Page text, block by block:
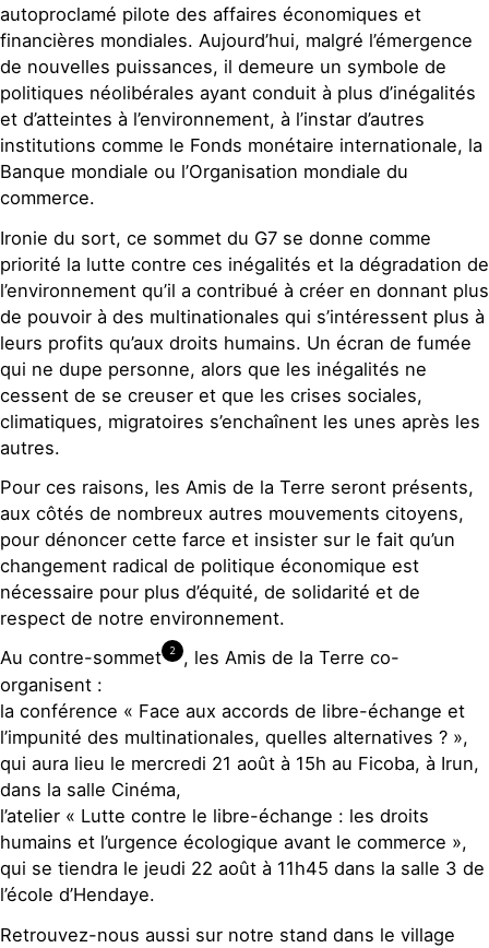
autoproclamé pilote des affaires économiques et
financières mondiales. Aujourd’hui, malgré l’émergence
de nouvelles puissances, il demeure un symbole de
politiques néolibérales ayant conduit à plus d’inégalités
et d’atteintes à l’environnement, à l’instar d’autres
institutions comme le Fonds monétaire internationale, la
Banque mondiale ou l’Organisation mondiale du
commerce.
Ironie du sort, ce sommet du G7 se donne comme
priorité la lutte contre ces inégalités et la dégradation de
l’environnement qu’il a contribué à créer en donnant plus
de pouvoir à des multinationales qui s’intéressent plus à
leurs profits qu’aux droits humains. Un écran de fumée
qui ne dupe personne, alors que les inégalités ne
cessent de se creuser et que les crises sociales,
climatiques, migratoires s’enchaînent les unes après les
autres.
Pour ces raisons, les Amis de la Terre seront présents,
aux côtés de nombreux autres mouvements citoyens,
pour dénoncer cette farce et insister sur le fait qu’un
changement radical de politique économique est
nécessaire pour plus d’équité, de solidarité et de
respect de notre environnement.
Au contre-sommet
2
, les Amis de la Terre co-
organisent :
la conférence « Face aux accords de libre-échange et
l’impunité des multinationales, quelles alternatives ? »,
qui aura lieu le mercredi 21 août à 15h au Ficoba, à Irun,
dans la salle Cinéma,
l’atelier « Lutte contre le libre-échange : les droits
humains et l’urgence écologique avant le commerce »,
qui se tiendra le jeudi 22 août à 11h45 dans la salle 3 de
l’école d’Hendaye.
Retrouvez-nous aussi sur notre stand dans le village